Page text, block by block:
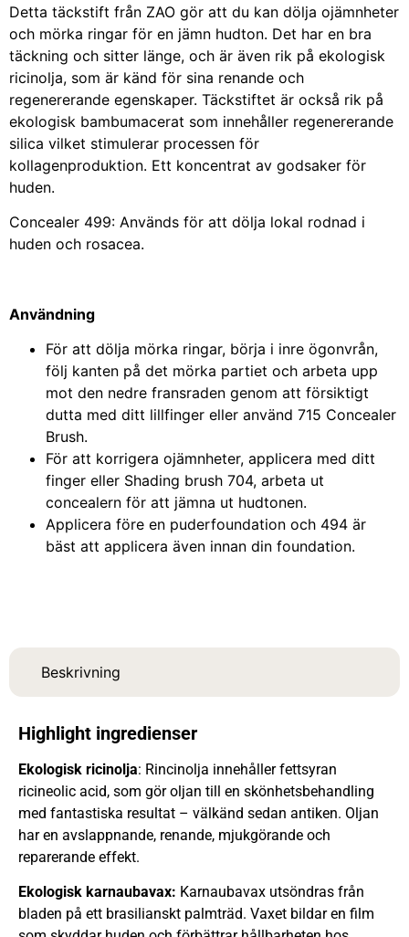
Detta täckstift från ZAO gör att du kan dölja ojämnheter
och mörka ringar för en jämn hudton. Det har en bra
täckning och sitter länge, och är även rik på ekologisk
ricinolja, som är känd för sina renande och
regenererande egenskaper. Täckstiftet är också rik på
ekologisk bambumacerat som innehåller regenererande
silica vilket stimulerar processen för
kollagenproduktion. Ett koncentrat av godsaker för
huden.
Concealer 499: Används för att dölja lokal rodnad i
huden och rosacea.
Användning
För att dölja mörka ringar, börja i inre ögonvrån,
följ kanten på det mörka partiet och arbeta upp
mot den nedre fransraden genom att försiktigt
dutta med ditt lillfinger eller använd 715 Concealer
Brush.
För att korrigera ojämnheter, applicera med ditt
finger eller Shading brush 704, arbeta ut
concealern för att jämna ut hudtonen.
Applicera före en puderfoundation och 494 är
bäst att applicera även innan din foundation.
Beskrivning
Highlight ingredienser
Ekologisk ricinolja: Rincinolja innehåller fettsyran
ricineolic acid, som gör oljan till en skönhetsbehandling
med fantastiska resultat – välkänd sedan antiken. Oljan
har en avslappnande, renande, mjukgörande och
reparerande effekt.
Ekologisk karnaubavax: Karnaubavax utsöndras från
bladen på ett brasilianskt palmträd. Vaxet bildar en film